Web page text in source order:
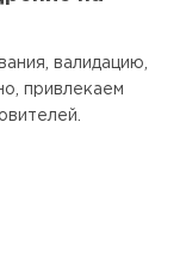
валидацию,
привлекаем